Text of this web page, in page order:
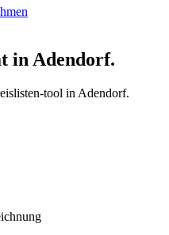
in Adendorf.
tool in Adendorf.